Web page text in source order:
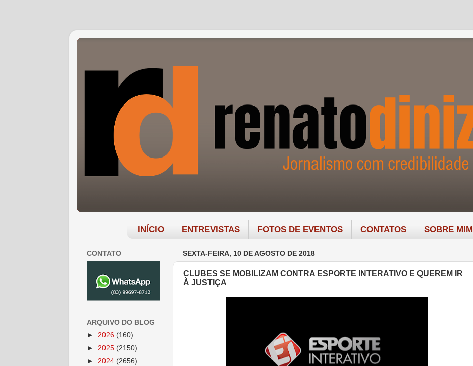
INÍCIO ENTREVISTAS FOTOS DE EVENTOS CONTATOS SOBRE MIM
SEXTA-FEIRA, 10 DE AGOSTO DE 2018
CLUBES SE MOBILIZAM CONTRA ESPORTE INTERATIVO E QUEREM IR
À JUSTIÇA
CONTATO
ARQUIVO DO BLOG
► 2026 (160)
► 2025 (2150)
► 2024 (2656)